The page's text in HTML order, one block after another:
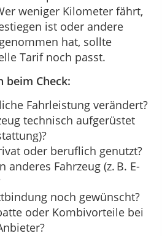
weniger Kilometer fährt,
ist oder andere
hat, sollte
Tarif noch passt.
beim Check:
Fahrleistung verändert?
technisch aufgerüstet
oder beruflich genutzt?
anderes Fahrzeug (z. B. E-
noch gewünscht?
oder Kombivorteile bei